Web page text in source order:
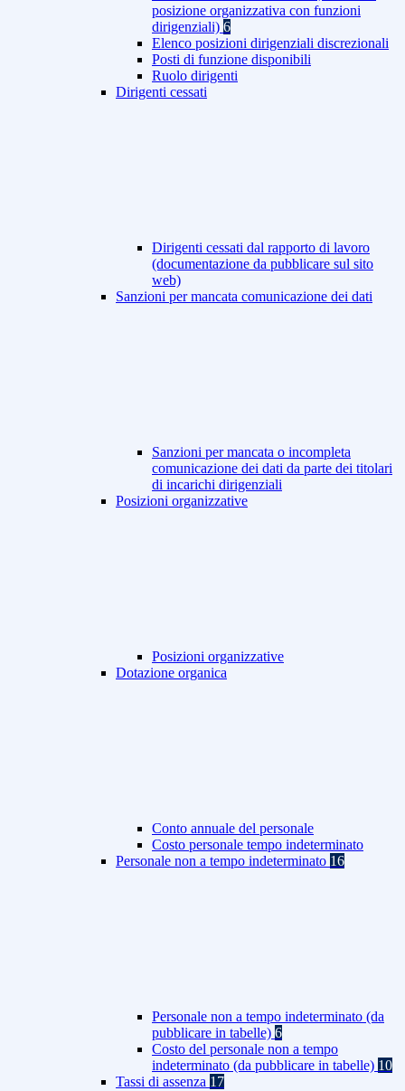
posizione organizzativa con funzioni
dirigenziali) 6
Elenco posizioni dirigenziali discrezionali
Posti di funzione disponibili
Ruolo dirigenti
Dirigenti cessati
Dirigenti cessati dal rapporto di lavoro
(documentazione da pubblicare sul sito
web)
Sanzioni per mancata comunicazione dei dati
Sanzioni per mancata o incompleta
comunicazione dei dati da parte dei titolari
di incarichi dirigenziali
Posizioni organizzative
Posizioni organizzative
Dotazione organica
Conto annuale del personale
Costo personale tempo indeterminato
Personale non a tempo indeterminato 16
Personale non a tempo indeterminato (da
pubblicare in tabelle) 6
Costo del personale non a tempo
indeterminato (da pubblicare in tabelle) 10
Tassi di assenza 17